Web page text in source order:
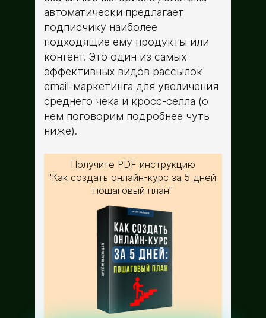
автоматически предлагает
подписчику наиболее
подходящие ему продукты или
контент. Это один из самых
эффективных видов рассылок
email-маркетинга для увеличения
среднего чека и кросс-селла (о
нем поговорим подробнее чуть
ниже).
Получите PDF инструкцию
"Как создать онлайн-курс за 5 дней:
пошаговый план"